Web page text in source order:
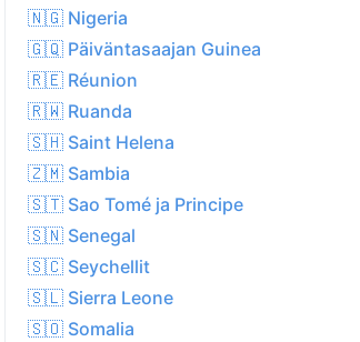
24.7°C
59%
19.8 kph
4.4 mm
8.0
05:54 AM
06:28 PM
🇳🇬 Nigeria
🇬🇶 Päiväntasaajan Guinea
🇷🇪 Réunion
🇷🇼 Ruanda
🇸🇭 Saint Helena
🇿🇲 Sambia
🇸🇹 Sao Tomé ja Principe
🇸🇳 Senegal
🇸🇨 Seychellit
🇸🇱 Sierra Leone
🇸🇴 Somalia